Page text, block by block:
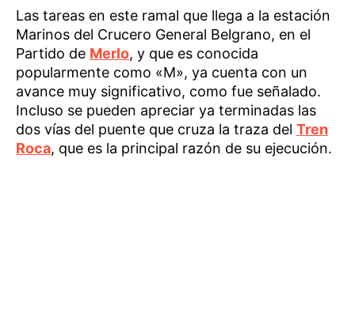
Las tareas en este ramal que llega a la estación
Marinos del Crucero General Belgrano, en el
Partido de Merlo, y que es conocida
popularmente como «M», ya cuenta con un
avance muy significativo, como fue señalado.
Incluso se pueden apreciar ya terminadas las
dos vías del puente que cruza la traza del Tren
Roca, que es la principal razón de su ejecución.